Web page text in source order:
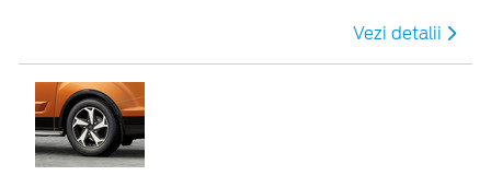
Vezi detalii